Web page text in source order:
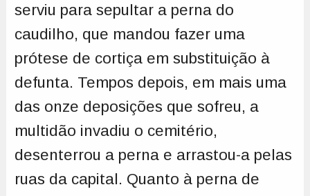
serviu para sepultar a perna do
caudilho, que mandou fazer uma
prótese de cortiça em substituição à
defunta. Tempos depois, em mais uma
das onze deposições que sofreu, a
multidão invadiu o cemitério,
desenterrou a perna e arrastou-a pelas
ruas da capital. Quanto à perna de